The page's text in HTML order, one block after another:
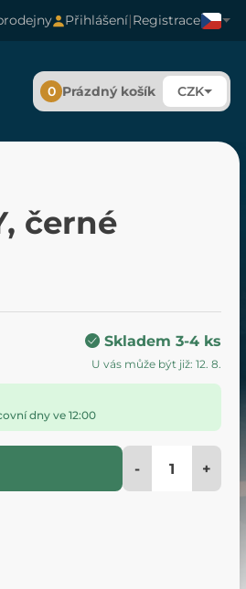
Přihlášení|Registrace
0 Prázdný košík CZK
černé
Skladem 3-4 ks
U vás může být již: 12. 8.
dny ve 12:00
- +